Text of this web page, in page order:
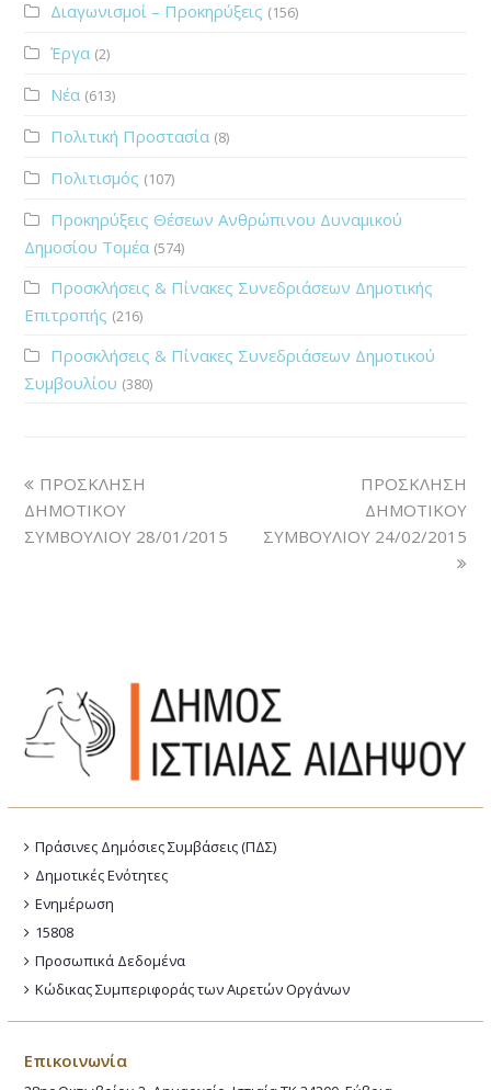
Διαγωνισμοί – Προκηρύξεις (156)
Έργα (2)
Νέα (613)
Πολιτική Προστασία (8)
Πολιτισμός (107)
Προκηρύξεις Θέσεων Ανθρώπινου Δυναμικού
Δημοσίου Τομέα (574)
Προσκλήσεις & Πίνακες Συνεδριάσεων Δημοτικής
Επιτροπής (216)
Προσκλήσεις & Πίνακες Συνεδριάσεων Δημοτικού
Συμβουλίου (380)
ΠΡΟΣΚΛΗΣΗ
ΔΗΜΟΤΙΚΟΥ
ΣΥΜΒΟΥΛΙΟΥ 28/01/2015
ΠΡΟΣΚΛΗΣΗ
ΔΗΜΟΤΙΚΟΥ
ΣΥΜΒΟΥΛΙΟΥ 24/02/2015
Πράσινες Δημόσιες Συμβάσεις (ΠΔΣ)
Δημοτικές Ενότητες
Ενημέρωση
15808
Προσωπικά Δεδομένα
Κώδικας Συμπεριφοράς των Αιρετών Οργάνων
Επικοινωνία